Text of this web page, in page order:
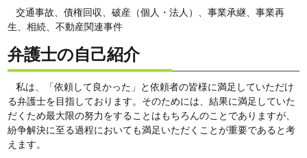
交通事故、債権回収、破産（個人・法人）、事業承継、事業再
生、相続、不動産関連事件
弁護士の自己紹介
私は、「依頼して良かった」と依頼者の皆様に満足していただけ
る弁護士を目指しております。そのためには、結果に満足していた
だくため最大限の努力をすることはもちろんのことでありますが、
紛争解決に至る過程においても満足いただくことが重要であると考
えます。